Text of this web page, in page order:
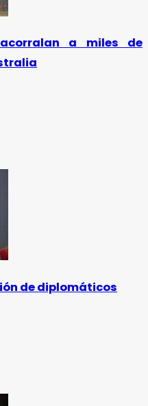
a miles de
de diplomáticos